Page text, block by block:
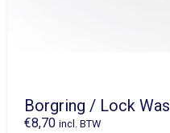
Borgring / Lock
€8,70 incl. BTW